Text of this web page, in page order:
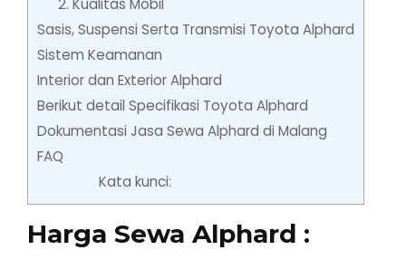
2. Kualitas Mobil
Sasis, Suspensi Serta Transmisi Toyota Alphard
Sistem Keamanan
Interior dan Exterior Alphard
Berikut detail Specifikasi Toyota Alphard
Dokumentasi Jasa Sewa Alphard di Malang
FAQ
Kata kunci:
Harga Sewa Alphard :